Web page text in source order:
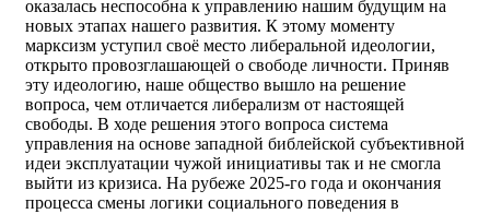
оказалась неспособна к управлению нашим будущим на
новых этапах нашего развития. К этому моменту
марксизм уступил своё место либеральной идеологии,
открыто провозглашающей о свободе личности. Приняв
эту идеологию, наше общество вышло на решение
вопроса, чем отличается либерализм от настоящей
свободы. В ходе решения этого вопроса система
управления на основе западной библейской субъективной
идеи эксплуатации чужой инициативы так и не смогла
выйти из кризиса. На рубеже 2025-го года и окончания
процесса смены логики социального поведения в